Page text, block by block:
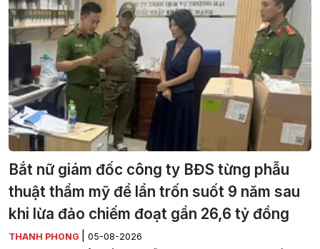
Bắt nữ giám đốc công ty BĐS từng phẫu
thuật thẩm mỹ để lẩn trốn suốt 9 năm sau
khi lừa đảo chiếm đoạt gần 26,6 tỷ đồng
THANH PHONG 05-08-2026